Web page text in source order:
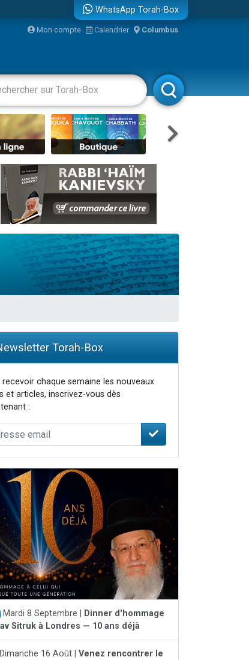
WhatsApp Torah-Box
Mon compte Calendrier Columbus
Livres Rabbanim
Torah-Box
recevoir chaque semaine les nouveaux
et articles, inscrivez-vous dès
:
Mardi 8 Septembre |
Dinner d'hommage
Sitruk à Londres — 10 ans déjà
16 Août | Venez rencontrer le